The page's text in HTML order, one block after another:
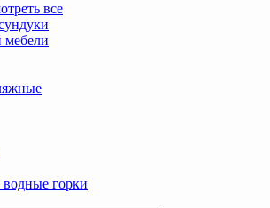
все
мебели
горки